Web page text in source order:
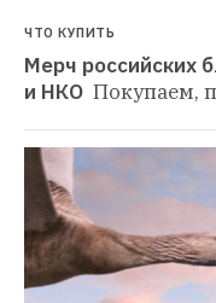
ЧТО КУПИТЬ
Мерч российских
и НКО Покупаем,